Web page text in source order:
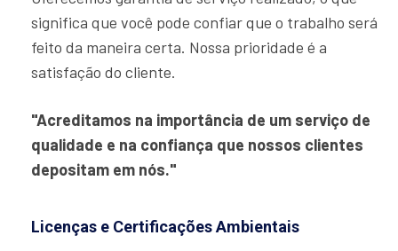
significa que você pode confiar que o trabalho será
feito da maneira certa. Nossa prioridade é a
satisfação do cliente.
"Acreditamos na importância de um serviço de
qualidade e na confiança que nossos clientes
depositam em nós."
Licenças e Certificações Ambientais